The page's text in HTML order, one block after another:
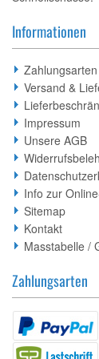
Informationen
Zahlungsarten
Versand &
Impressum
Unsere AGB
Info zur
Sitemap
Kontakt
Masstabelle /
Zahlungsarten